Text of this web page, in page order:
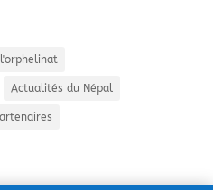
Actualités du Népal